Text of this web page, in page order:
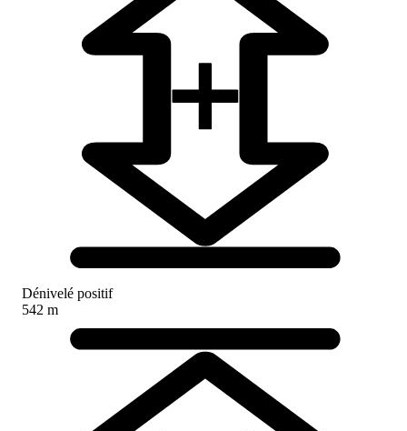
Dénivelé positif
542 m